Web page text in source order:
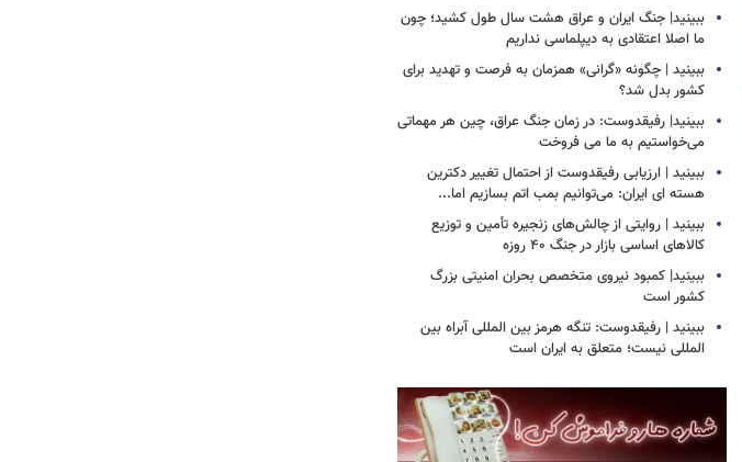
ببینید| جنگ ایران و عراق هشت سال طول کشید؛ چون
ما اصلا اعتقادی به دیپلماسی نداریم
ببینید | چگونه «گرانی» همزمان به فرصت و تهدید برای
کشور بدل شد؟
ببینید| رفیقدوست: در زمان جنگ عراق، چین هر مهماتی
می‌خواستیم به ما می فروخت
ببینید | ارزیابی رفیقدوست از احتمال تغییر دکترین
هسته ای ایران: می‌توانیم بمب اتم بسازیم اما...
ببینید | روایتی از چالش‌های زنجیره تأمین و توزیع
کالاهای اساسی بازار در جنگ ۴۰ روزه
ببینید| کمبود نیروی متخصص بحران امنیتی بزرگ
کشور است
ببینید | رفیقدوست: تنگه هرمز بین المللی آبراه بین
المللی نیست؛ متعلق به ایران است